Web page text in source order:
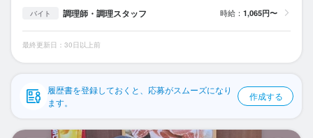
プライバシーポリシー
企業情報
バイト 調理師・調理スタッフ 時給： 1,065円〜
最終更新日：30日以上前
履歴書を登録しておくと、応募がスムーズになり
ます。
作成する